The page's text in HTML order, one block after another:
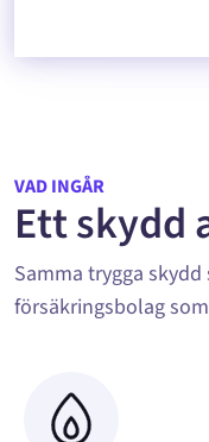
VAD INGÅR
Ett skydd
Samma trygga
försäkringsbolag